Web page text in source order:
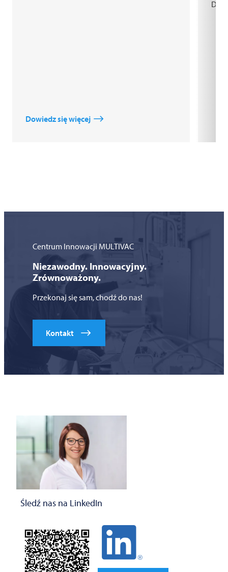
Dowiedz się więcej
Centrum Innowacji MULTIVAC
Niezawodny. Innowacyjny.
Zrównoważony.
Przekonaj się sam, chodź do nas!
Kontakt
Śledź nas na LinkedIn